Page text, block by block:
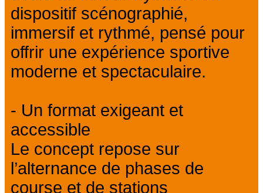
dispositif scénographié,
immersif et rythmé, pensé pour
offrir une expérience sportive
moderne et spectaculaire.
- Un format exigeant et
accessible
Le concept repose sur
l’alternance de phases de
course et de stations